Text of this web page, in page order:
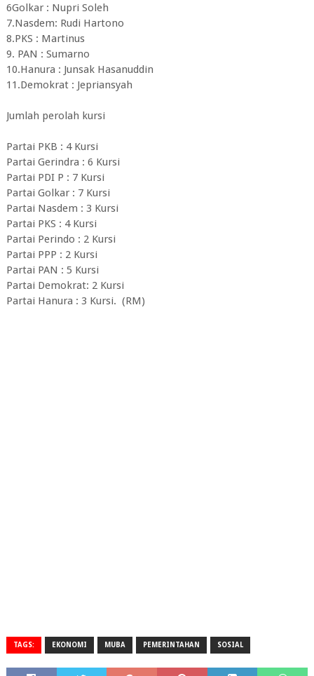
6Golkar : Nupri Soleh
7.Nasdem: Rudi Hartono
8.PKS : Martinus
9. PAN : Sumarno
10.Hanura : Junsak Hasanuddin
11.Demokrat : Jepriansyah
Jumlah perolah kursi
Partai PKB : 4 Kursi
Partai Gerindra : 6 Kursi
Partai PDI P : 7 Kursi
Partai Golkar : 7 Kursi
Partai Nasdem : 3 Kursi
Partai PKS : 4 Kursi
Partai Perindo : 2 Kursi
Partai PPP : 2 Kursi
Partai PAN : 5 Kursi
Partai Demokrat: 2 Kursi
Partai Hanura : 3 Kursi. (RM)
TAGS: EKONOMI MUBA PEMERINTAHAN SOSIAL